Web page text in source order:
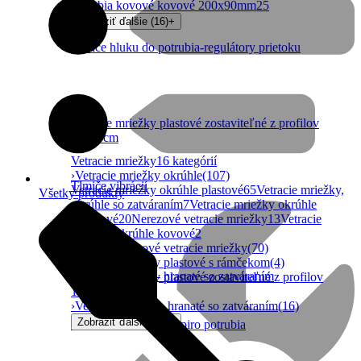
Tlmiče hluku do potrubia-regulátory prietoku
Tlmiče vibrácií
Vetracie mriežky do spiro potrubia
Vetracie mriežky plastové zostaviteľné z profilov
10x10cm
Vetracie mriežky- hranaté so zatváraním
potrubia kovové kovové 200x90mm25
Zobraziť ďalšie (16)+
Vetracie mriežky16 kategórií
›Vetracie mriežky okrúhle(107)
Vetracie mriežky okrúhle plastové65Vetracie mriežky,
okrúhle so zatváraním7Vetracie mriežky okrúhle
hliníkové20Nerezové vetracie mriežky13Vetracie
mriežky okrúhle kovové2
Hranaté plastové vetracie mriežky(70)
Vetracie mriežky plastové s rámčekom(4)
Vetracie mriežky plastové zostaviteľné z profilov
10x10cm
›Vetracie mriežky- hranaté so zatváraním(16)
Zobraziť ďalšie (11)
Všetky produkty